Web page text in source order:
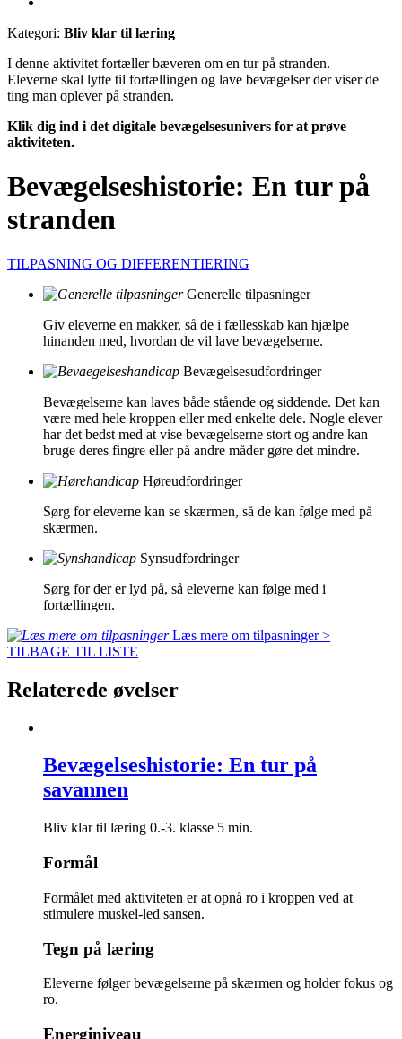
Kategori: Bliv klar til læring
I denne aktivitet fortæller bæveren om en tur på stranden.
Eleverne skal lytte til fortællingen og lave bevægelser der viser de
ting man oplever på stranden.
Klik dig ind i det digitale bevægelsesunivers for at prøve
aktiviteten.
Bevægelseshistorie: En tur på
stranden
TILPASNING OG DIFFERENTIERING
Generelle tilpasninger
Giv eleverne en makker, så de i fællesskab kan hjælpe
hinanden med, hvordan de vil lave bevægelserne.
Bevægelsesudfordringer
Bevægelserne kan laves både stående og siddende. Det kan
være med hele kroppen eller med enkelte dele. Nogle elever
har det bedst med at vise bevægelserne stort og andre kan
bruge deres fingre eller på andre måder gøre det mindre.
Høreudfordringer
Sørg for eleverne kan se skærmen, så de kan følge med på
skærmen.
Synsudfordringer
Sørg for der er lyd på, så eleverne kan følge med i
fortællingen.
Læs mere om tilpasninger >
TILBAGE TIL LISTE
Relaterede øvelser
Bevægelseshistorie: En tur på
savannen
Bliv klar til læring 0.-3. klasse 5 min.
Formål
Formålet med aktiviteten er at opnå ro i kroppen ved at
stimulere muskel-led sansen.
Tegn på læring
Eleverne følger bevægelserne på skærmen og holder fokus og
ro.
Energiniveau